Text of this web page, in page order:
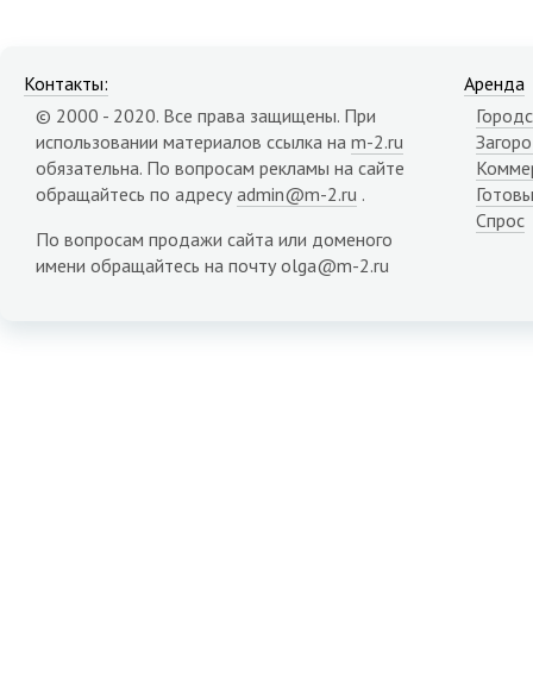
Контакты:
© 2000 - 2020. Все права защищены. При
использовании материалов ссылка на m-2.ru
обязательна. По вопросам рекламы на сайте
обращайтесь по адресу admin@m-2.ru .
По вопросам продажи сайта или доменого
имени обращайтесь на почту olga@m-2.ru
Аренда
Спрос